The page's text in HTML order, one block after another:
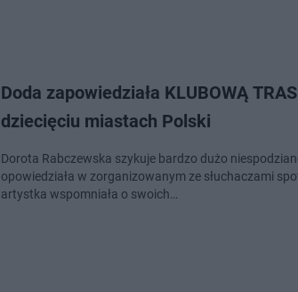
Doda zapowiedziała KLUBOWĄ
dziecięciu miastach Polski
Dorota Rabczewska szykuje bardzo dużo
opowiedziała w zorganizowanym ze słuchaczami
artystka wspomniała o swoich…